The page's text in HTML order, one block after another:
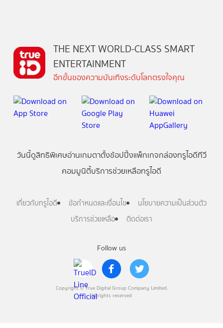
Follow us
Copyright © True Digital Group Company Limited.
All rights reserved
THE NEXT WORLD-CLASS SMART
ENTERTAINMENT
อีกขั้นของความบันเทิงระดับโลกตรงใจคุณ
วันนี้ดูสิทธิพิเศษอ่านเกมตาตั้งช้อปปิ้งแพ็กเกจกล่องทรูไอดีทีวี
คอมมูนิตี้บริการช่วยเหลือทรูไอดี
เกี่ยวกับทรูไอดี ข้อกำหนดและเงื่อนไข
นโยบายความเป็นส่วนตัว
บริการช่วยเหลือ
ติดต่อเรา